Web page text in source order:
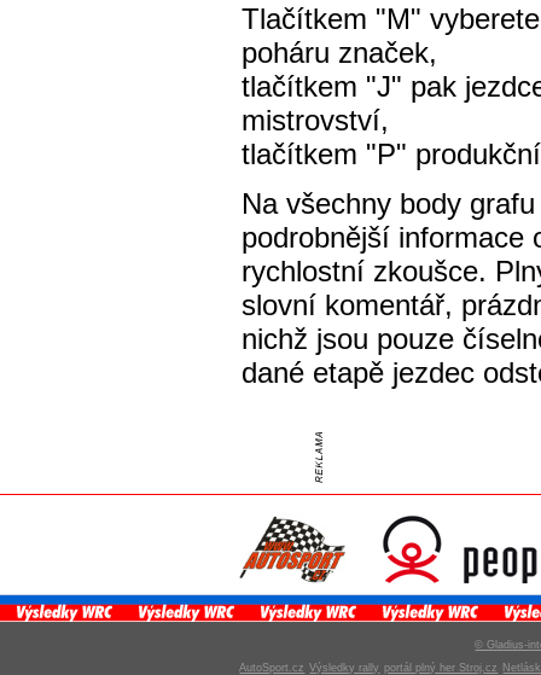
Tlačítkem "M"
poháru značek,
tlačítkem "J" pak
mistrovství,
tlačítkem "P"
Na všechny body
podrobnější informace
rychlostní zkoušce.
slovní komentář,
nichž jsou pouze
dané etapě jezdec
© Gladius-
AutoSport.cz Výsledky rally portál plný her Stroj.cz